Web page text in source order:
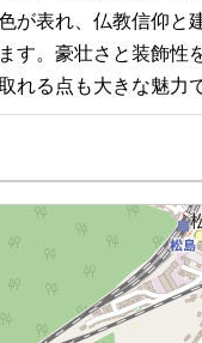
が表れ、仏教信仰と
す。豪壮さと装飾性
れる点も大きな魅力